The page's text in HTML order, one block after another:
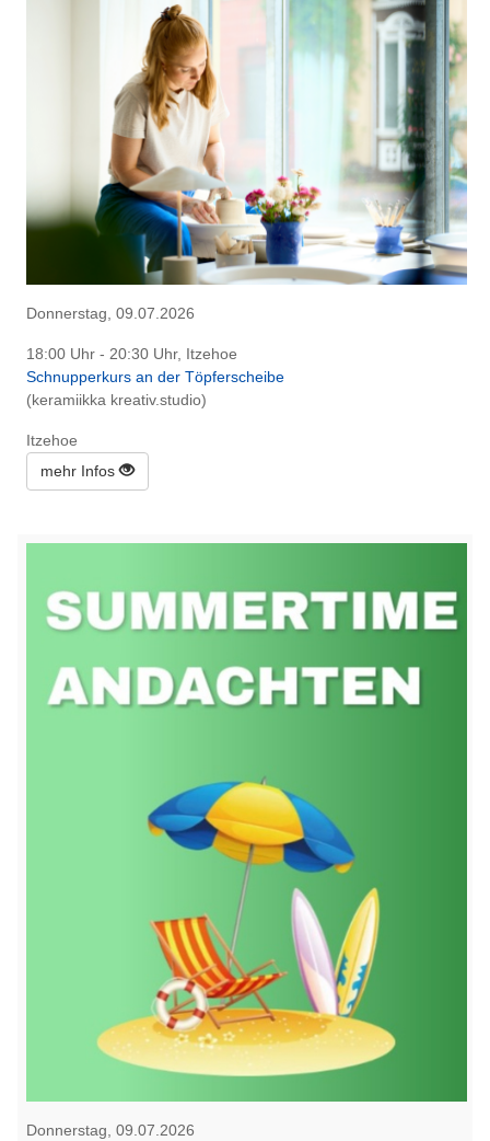
Donnerstag, 09.07.2026
18:00 Uhr - 20:30 Uhr, Itzehoe
Schnupperkurs an der Töpferscheibe
(keramiikka kreativ.studio)
Itzehoe
mehr Infos
Donnerstag, 09.07.2026